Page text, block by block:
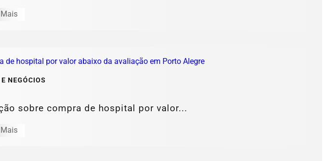
NEGÓCIOS
sobre compra de hospital por valor...